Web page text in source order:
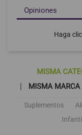
Opiniones
Haga
MISMA
MISMA MARCA
Suplementos